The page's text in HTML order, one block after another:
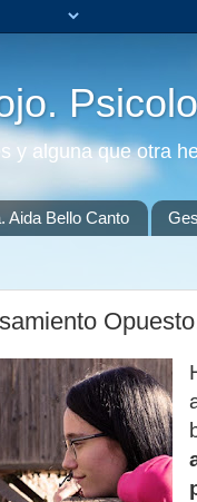
y alguna que otra
Aida Bello Canto